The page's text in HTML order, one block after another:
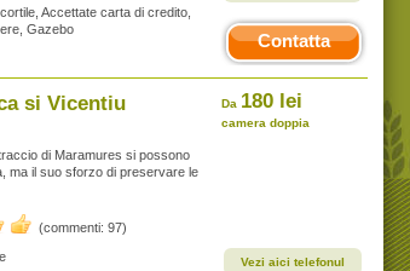
Accettate carta di credito,
Gazebo
Contatta
si Vicentiu
di Maramures si possono
ma il suo sforzo di preservare le
(commenti: 97)
Da 180 lei
camera doppia
Vezi aici telefonul